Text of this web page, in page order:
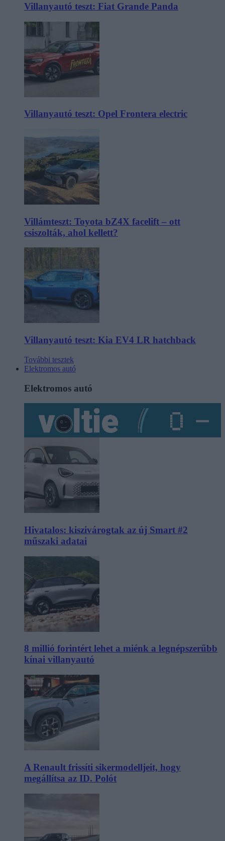
Villanyautó teszt: Fiat Grande Panda
Villanyautó teszt: Opel Frontera electric
Villámteszt: Toyota bZ4X facelift – ott
csiszolták, ahol kellett?
Villanyautó teszt: Kia EV4 LR hatchback
További tesztek
Elektromos autó
Elektromos autó
Hivatalos: kiszivárogtak az új Smart #2
műszaki adatai
8 millió forintért lehet a miénk a legnépszerűbb
kínai villanyautó
A Renault frissíti sikermodelljeit, hogy
megállítsa az ID. Polót